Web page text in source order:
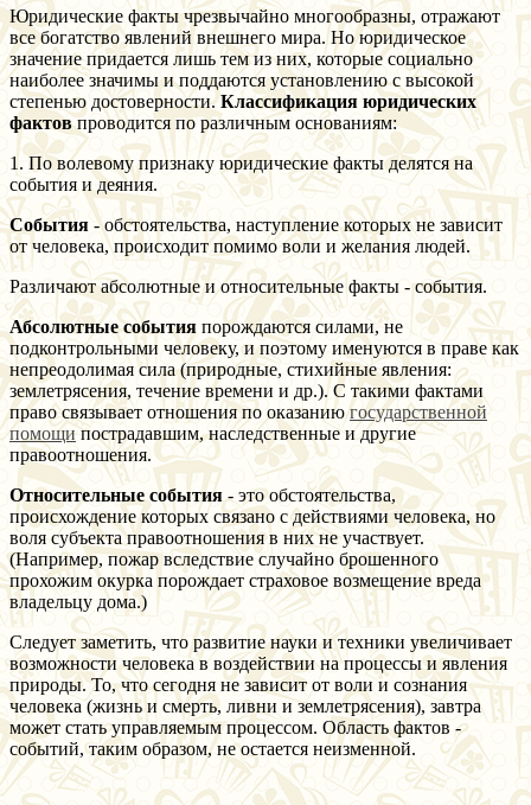
Юридические факты чрезвычайно многообразны, отражают
все богатство явлений внешнего мира. Но юридическое
значение придается лишь тем из них, которые социально
наиболее значимы и поддаются установлению с высокой
степенью достоверности.Классификация юридических
фактовпроводится по различным основаниям:
1. По волевому признаку юридические факты делятся на
события и деяния.
События - обстоятельства, наступление которых не зависит
от человека, происходит помимо воли и желания людей.
Различают абсолютные и относительные факты - события.
Абсолютные события порождаются силами, не
подконтрольными человеку, и поэтому именуются в праве как
непреодолимая сила (природные, стихийные явления:
землетрясения, течение времени и др.). С такими фактами
право связывает отношения по оказаниюгосударственной
помощипострадавшим, наследственные и другие
правоотношения.
Относительные события- это обстоятельства,
происхождение которых связано с действиями человека, но
воля субъекта правоотношения в них не участвует.
(Например, пожар вследствие случайно брошенного
прохожим окурка порождает страховое возмещение вреда
владельцу дома.)
Следует заметить, что развитие науки и техники увеличивает
возможности человека в воздействии на процессы и явления
природы. То, что сегодня не зависит от воли и сознания
человека (жизнь и смерть, ливни и землетрясения), завтра
может стать управляемым процессом. Область фактов -
событий, таким образом, не остается неизменной.